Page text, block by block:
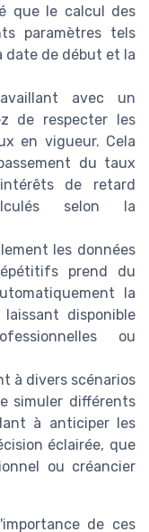
que le calcul des
paramètres tels
date de début et la
avec un
de respecter les
en vigueur. Cela
du taux
de retard
selon la
les données
prend du
la
disponible
ou
à divers scénarios
simuler différents
à anticiper les
éclairée, que
ou créancier
de ces